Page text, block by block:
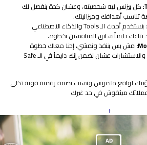
كل بيزنس ليه شخصيته، وعشان كدة بنفصل لك
تناسب أهدافك وميزانيتك.
بنستخدم أحدث الـ Tools والذكاء الاصطناعي
بتاعك دايماً سابق المنافسين بخطوة.
مش بس بننفذ ونمشي، إحنا معاك خطوة
بخطوة بالدعم الفني والاستشارات عشان نضمن إنك دايماً في الـ Safe
رؤيتك لواقع ملموس ونسيب بصمة رقمية قوية تخلي
ميثقوش في حد غيرك
+